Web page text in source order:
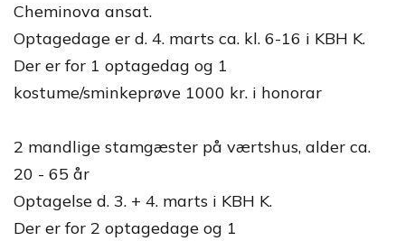
Cheminova ansat.
Optagedage er d. 4. marts ca. kl. 6-16 i KBH K.
Der er for 1 optagedag og 1
kostume/sminkeprøve 1000 kr. i honorar
2 mandlige stamgæster på værtshus, alder ca.
20 - 65 år
Optagelse d. 3. + 4. marts i KBH K.
Der er for 2 optagedage og 1